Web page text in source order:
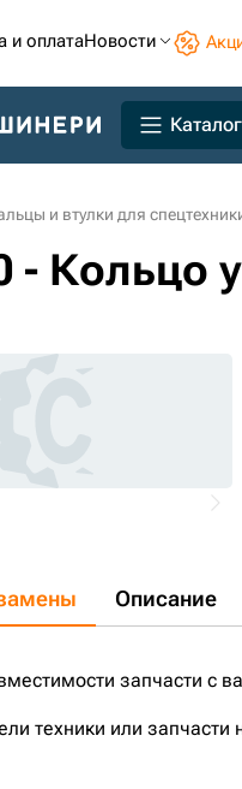
и оплатаНовости
Каталог
и втулки для
- Кольцо
Описание
запчасти с
техники или запчасти